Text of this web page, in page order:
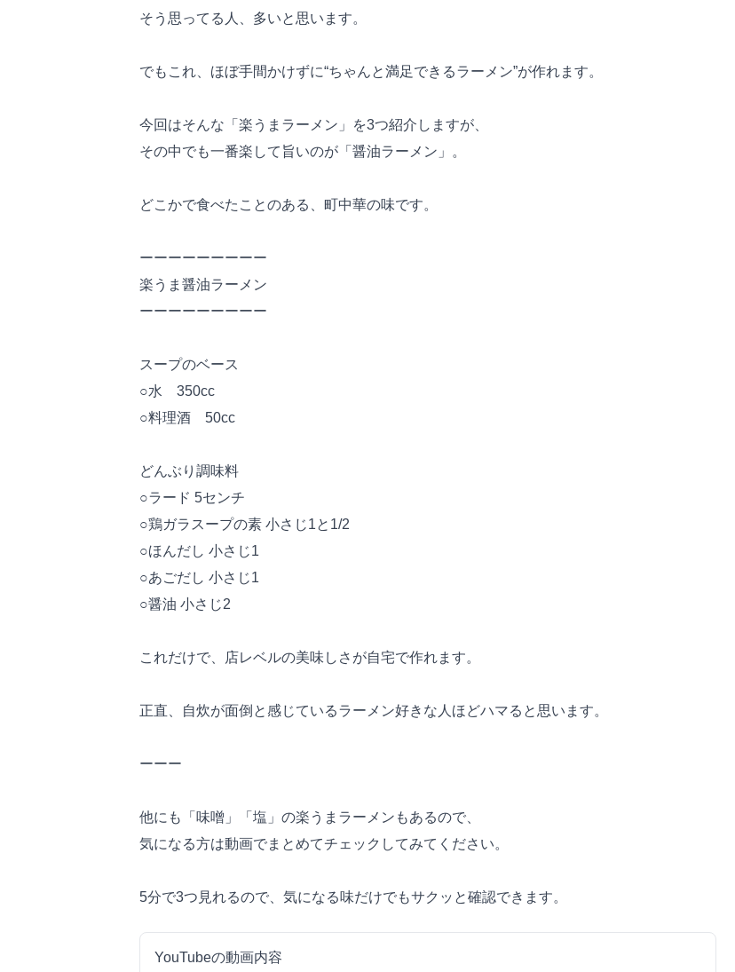
そう思ってる人、多いと思います。
でもこれ、ほぼ手間かけずに“ちゃんと満足できるラーメン”が作れます。
今回はそんな「楽うまラーメン」を3つ紹介しますが、
その中でも一番楽して旨いのが「醤油ラーメン」。
どこかで食べたことのある、町中華の味です。
ーーーーーーーーー
楽うま醤油ラーメン
ーーーーーーーーー
スープのベース
○水 350cc
○料理酒 50cc
どんぶり調味料
○ラード 5センチ
○鶏ガラスープの素 小さじ1と1/2
○ほんだし 小さじ1
○あごだし 小さじ1
○醤油 小さじ2
これだけで、店レベルの美味しさが自宅で作れます。
正直、自炊が面倒と感じているラーメン好きな人ほどハマると思います。
ーーー
他にも「味噌」「塩」の楽うまラーメンもあるので、
気になる方は動画でまとめてチェックしてみてください。
5分で3つ見れるので、気になる味だけでもサクッと確認できます。
YouTubeの動画内容